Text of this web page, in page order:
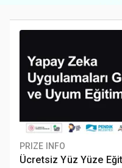
PRIZE INFO
Ücretsiz Yüz Yüze